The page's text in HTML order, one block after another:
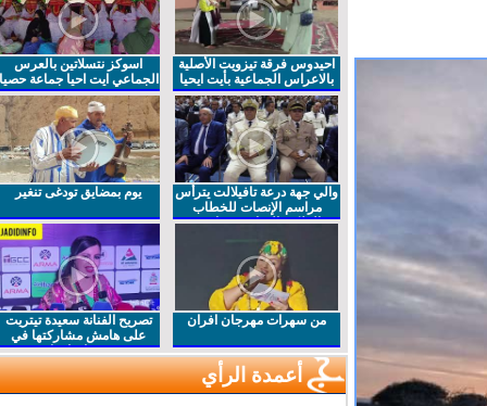
احيدوس فرقة تيزويت الأصلية
بالاعراس الجماعية بأيت ايحيا
اسوكز نتسلاتين بالعرس
الجماعي ايت احيا جماعة حصيا
والي جهة درعة تافيلالت يترأس
مراسم الإنصات للخطاب
الملكي السامي بمناسبة
يوم بمضايق تودغى تنغير
من سهرات مهرجان افران
تصريح الفنانة سعيدة تيتريت
على هامش مشاركتها في
مهرجان افران
أعمدة الرأي